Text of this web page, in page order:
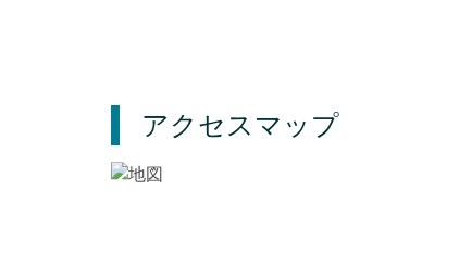
アクセスマップ